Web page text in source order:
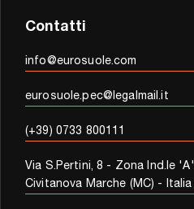
Contatti
info@eurosuole.com
eurosuole.pec@legalmail.it
(+39) 0733 800111
Via S.Pertini, 8 - Zona Ind.le 'A'
Civitanova Marche (MC) - Italia